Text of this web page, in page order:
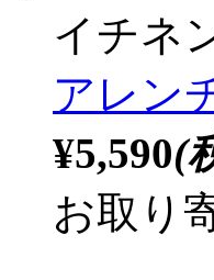
イチネ
アレン
¥5,590(
お取り